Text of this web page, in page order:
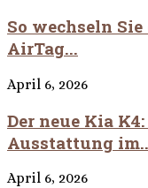
So wechseln
AirTag...
April 6, 2026
Der neue Kia
Ausstattung
April 6, 2026